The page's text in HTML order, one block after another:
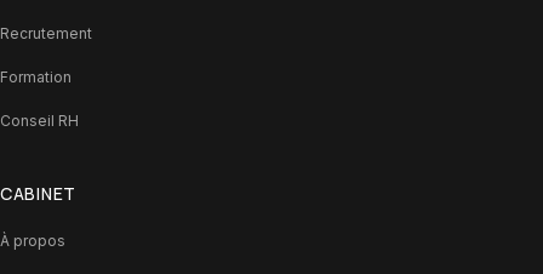
Recrutement
Formation
Conseil RH
CABINET
À propos